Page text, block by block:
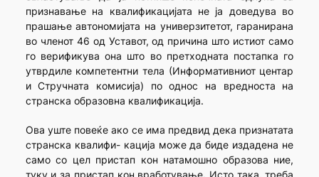
признавање на квалификацијата не ја доведува во
прашање автономијата на универзитетот, гаранирана
во членот 46 од Уставот, од причина што истиот само
го верификува она што во претходната постапка го
утврдиле компетентни тела (Информативниот центар
и Стручната комисија) по однос на вредноста на
странска образовна квалификација.
Ова уште повеќе ако се има предвид дека признатата
странска квалифи- кација може да биде издадена не
само со цел пристап кон натамошно образова ние,